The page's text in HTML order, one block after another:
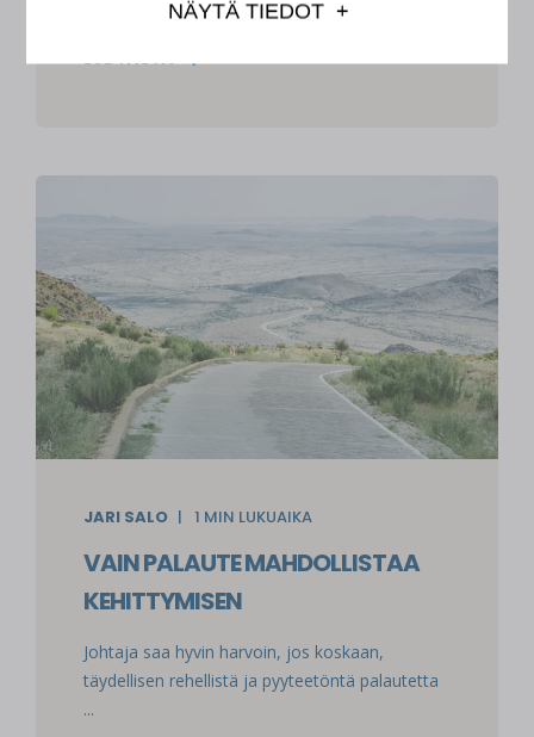
NÄYTÄ TIEDOT
LUE TÄSTÄ
JARI SALO 1 MIN LUKUAIKA
VAIN PALAUTE MAHDOLLISTAA
KEHITTYMISEN
Johtaja saa hyvin harvoin, jos koskaan,
täydellisen rehellistä ja pyyteetöntä palautetta
...